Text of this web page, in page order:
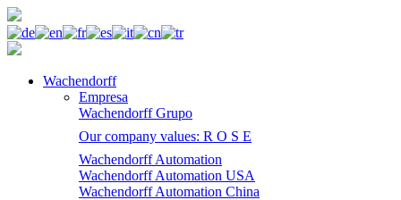
Wachendorff
Empresa
Wachendorff Grupo
Our company values: R O S E
Wachendorff Automation
Wachendorff Automation USA
Wachendorff Automation China